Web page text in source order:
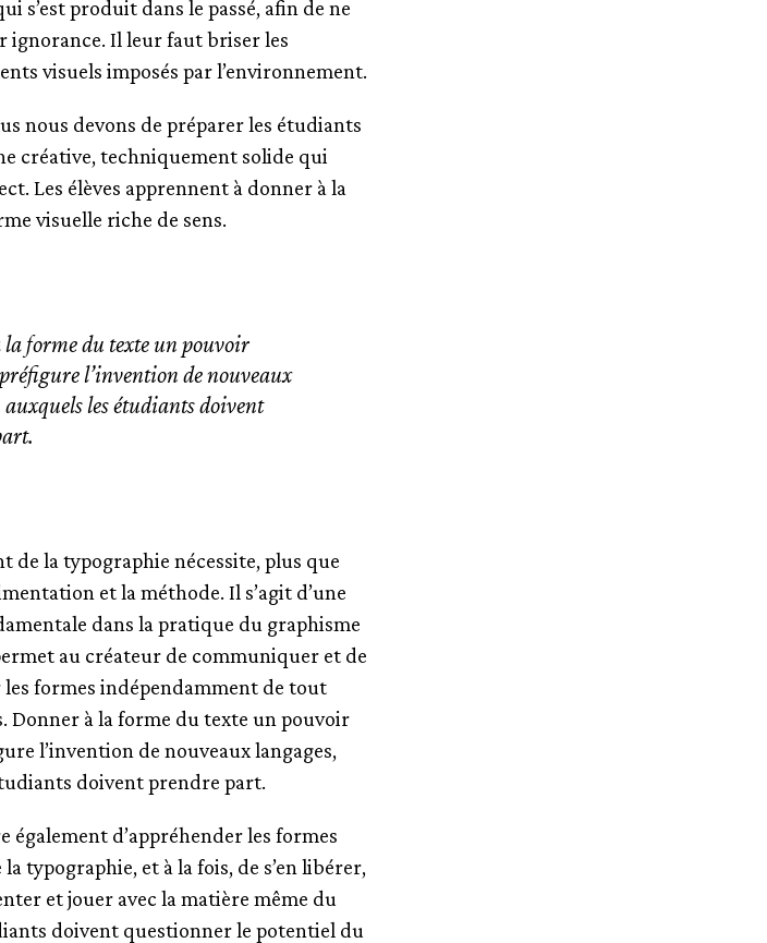
s’est produit dans le passé, afin de ne
ignorance. Il leur faut briser les
visuels imposés par l’environnement.
nous devons de préparer les étudiants
créative, techniquement solide qui
Les élèves apprennent à donner à la
visuelle riche de sens.
forme du texte un pouvoir
l’invention de nouveaux
auxquels les étudiants doivent
de la typographie nécessite, plus que
et la méthode. Il s’agit d’une
dans la pratique du graphisme
au créateur de communiquer et de
les formes indépendamment de tout
Donner à la forme du texte un pouvoir
l’invention de nouveaux langages,
doivent prendre part.
également d’appréhender les formes
typographie, et à la fois, de s’en libérer,
et jouer avec la matière même du
doivent questionner le potentiel du